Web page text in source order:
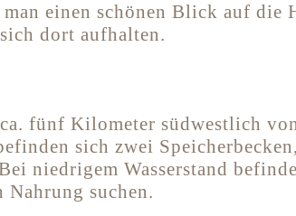
einen schönen Blick auf die
dort aufhalten.
fünf Kilometer südwestlich
sich zwei
niedrigem Wasserstand
Nahrung suchen.